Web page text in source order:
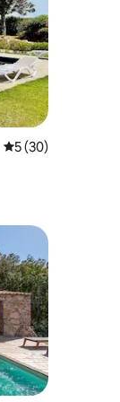
Gemiddelde
5 (30)